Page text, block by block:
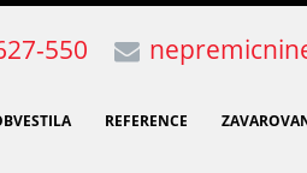
550
(CURRENT)
REFERENCE (CURRENT)